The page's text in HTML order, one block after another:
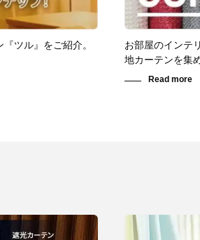
ツル』をご紹介。
お部屋のインテ
地カーテンを集